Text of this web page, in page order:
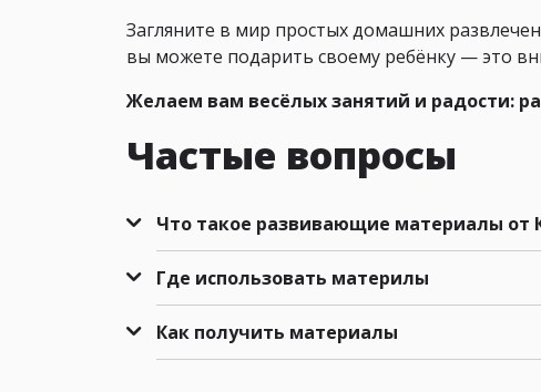
Загляните в мир простых домашних
вы можете подарить своему ребёнку — это
Желаем вам весёлых занятий и радости:
Частые вопросы
Что такое развивающие материалы от
Где использовать материлы
Как получить материалы